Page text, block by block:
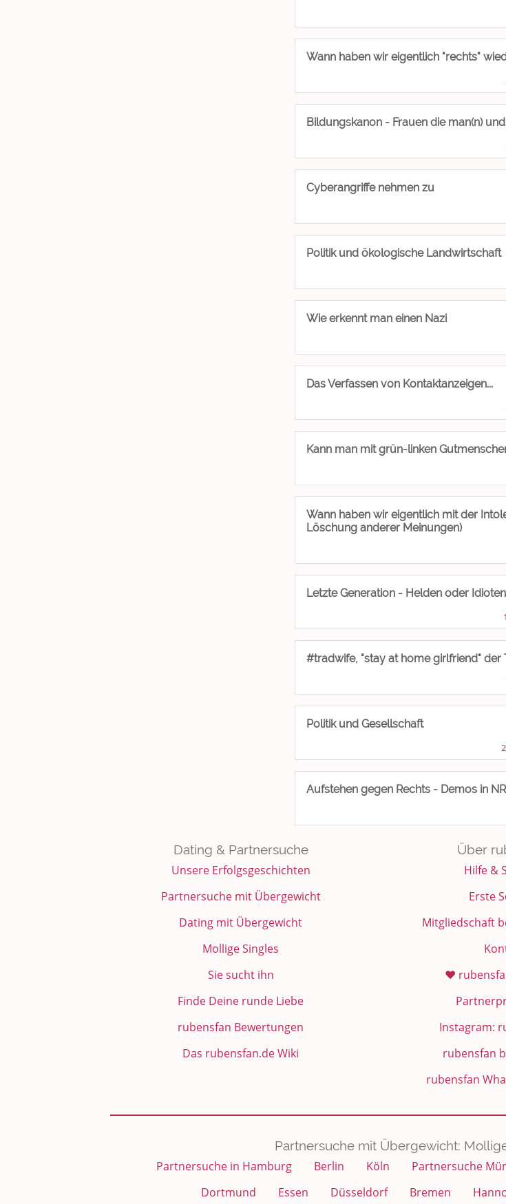
Wann haben wir eigentlich "rechts"
Bildungskanon - Frauen die man(n)
Cyberangriffe nehmen zu
Politik und ökologische Landwirtschaft
Wie erkennt man einen Nazi
Das Verfassen von Kontaktanzeigen...
Kann man mit grün-linken
Wann haben wir eigentlich mit der
Löschung anderer Meinungen)
Letzte Generation - Helden oder
#tradwife, "stay at home girlfriend"
Politik und Gesellschaft
Aufstehen gegen Rechts - Demos in
Dating & Partnersuche
Unsere Erfolgsgeschichten
Partnersuche mit Übergewicht
Dating mit Übergewicht
Mollige Singles
Sie sucht ihn
Finde Deine runde Liebe
rubensfan Bewertungen
Das rubensfan.de Wiki
Über
Hilfe &
Erste
Mitgliedschaft
❤️
Instagram:
rubensfan
rubensfan
Partnersuche mit Übergewicht:
Partnersuche in Hamburg
Berlin Köln Partnersuche
Dortmund
Essen Düsseldorf Bremen